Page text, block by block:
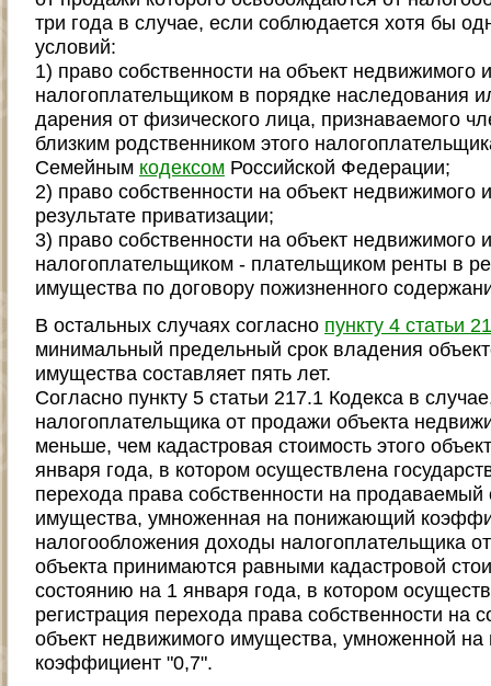
три года в случае, если соблюдается хотя бы
условий:
1) право собственности на объект недвижимого
налогоплательщиком в порядке наследования
дарения от физического лица, признаваемого
близким родственником этого
Семейным кодексом Российской Федерации;
2) право собственности на объект недвижимого
результате приватизации;
3) право собственности на объект недвижимого
налогоплательщиком - плательщиком ренты в
имущества по договору пожизненного
В остальных случаях согласно пункту 4 статьи
минимальный предельный срок владения
имущества составляет пять лет.
Согласно пункту 5 статьи 217.1 Кодекса в
налогоплательщика от продажи объекта
меньше, чем кадастровая стоимость этого
января года, в котором осуществлена
перехода права собственности на продаваемый
имущества, умноженная на понижающий
налогообложения доходы налогоплательщика
объекта принимаются равными кадастровой
состоянию на 1 января года, в котором
регистрация перехода права собственности на
объект недвижимого имущества, умноженной
коэффициент "0,7".